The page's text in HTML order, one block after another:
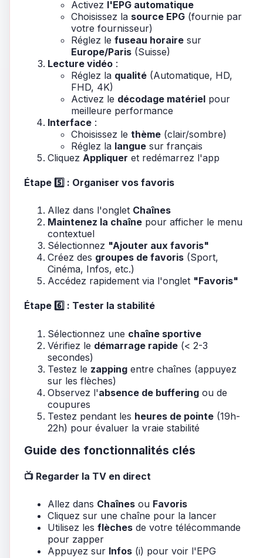
Activez l'EPG automatique
Choisissez la source EPG (fournie par
votre fournisseur)
Réglez le fuseau horaire sur
Europe/Paris (Suisse)
Lecture vidéo :
Réglez la qualité (Automatique, HD,
FHD, 4K)
Activez le décodage matériel pour
meilleure performance
Interface :
Choisissez le thème (clair/sombre)
Réglez la langue sur français
Cliquez Appliquer et redémarrez l'app
Étape 5️⃣ : Organiser vos favoris
Allez dans l'onglet Chaînes
Maintenez la chaîne pour afficher le menu
contextuel
Sélectionnez "Ajouter aux favoris"
Créez des groupes de favoris (Sport,
Cinéma, Infos, etc.)
Accédez rapidement via l'onglet "Favoris"
Étape 6️⃣ : Tester la stabilité
Sélectionnez une chaîne sportive
Vérifiez le démarrage rapide (< 2-3
secondes)
Testez le zapping entre chaînes (appuyez
sur les flèches)
Observez l'absence de buffering ou de
coupures
Testez pendant les heures de pointe (19h-
22h) pour évaluer la vraie stabilité
Guide des fonctionnalités clés
📺 Regarder la TV en direct
Allez dans Chaînes ou Favoris
Cliquez sur une chaîne pour la lancer
Utilisez les flèches de votre télécommande
pour zapper
Appuyez sur Infos (i) pour voir l'EPG